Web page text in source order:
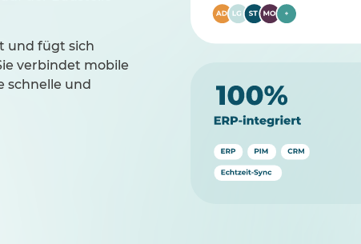
und fügt sich
verbindet mobile
schnelle und